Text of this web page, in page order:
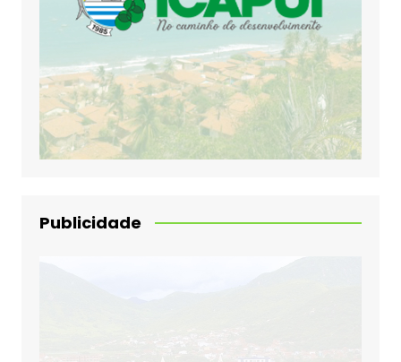
Publicidade